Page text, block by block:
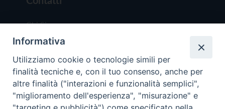
Chi Siamo
Redazione
Scrivici
Informativa
Utilizziamo cookie o tecnologie simili per
finalità tecniche e, con il tuo consenso, anche per
altre finalità ("interazioni e funzionalità semplici",
"miglioramento dell'esperienza", "misurazione" e